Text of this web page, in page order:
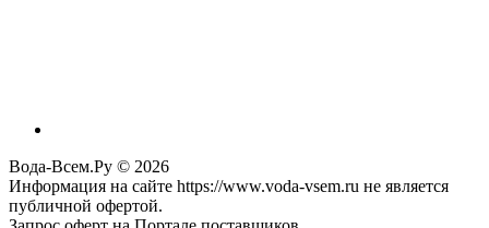
Вода-Всем.Ру © 2026
Информация на сайте https://www.voda-vsem.ru не является
публичной офертой.